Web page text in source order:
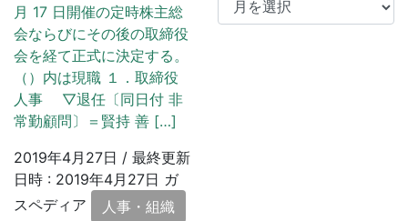
月 17 日開催の定時株主総
会ならびにその後の取締役
会を経て正式に決定する。
（）内は現職 １．取締役
人事 ▽退任〔同日付 非
常勤顧問〕＝賢持 善 […]
2019年4月27日 / 最終更新
日時 : 2019年4月27日 ガ
スペディア
人事・組織
ー